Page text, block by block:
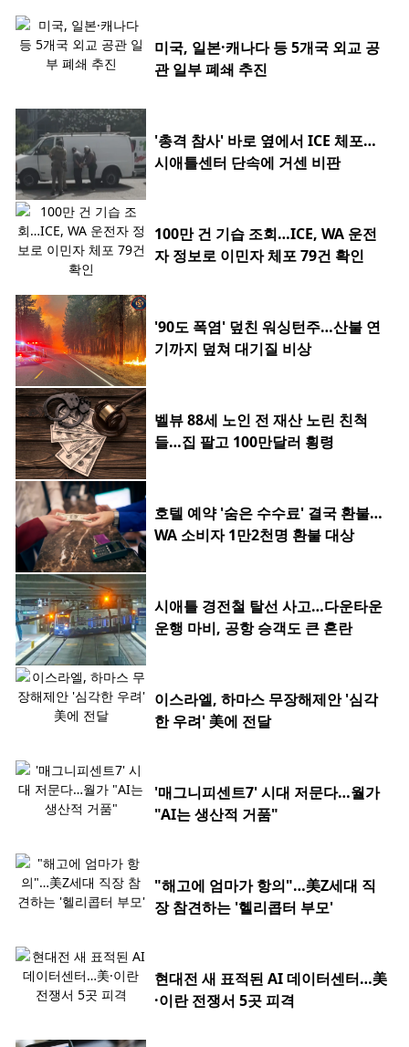
미국, 일본·캐나다 등 5개국 외교 공
관 일부 폐쇄 추진
'총격 참사' 바로 옆에서 ICE 체포…
시애틀센터 단속에 거센 비판
100만 건 기습 조회…ICE, WA 운전
자 정보로 이민자 체포 79건 확인
'90도 폭염' 덮친 워싱턴주…산불 연
기까지 덮쳐 대기질 비상
벨뷰 88세 노인 전 재산 노린 친척
들…집 팔고 100만달러 횡령
호텔 예약 '숨은 수수료' 결국 환불…
WA 소비자 1만2천명 환불 대상
시애틀 경전철 탈선 사고…다운타운
운행 마비, 공항 승객도 큰 혼란
이스라엘, 하마스 무장해제안 '심각
한 우려' 美에 전달
'매그니피센트7' 시대 저문다…월가
"AI는 생산적 거품"
"해고에 엄마가 항의"…美Z세대 직
장 참견하는 '헬리콥터 부모'
현대전 새 표적된 AI 데이터센터…美
·이란 전쟁서 5곳 피격